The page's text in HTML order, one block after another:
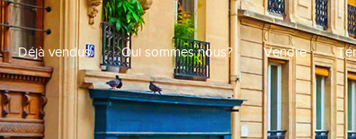
Déjà vendus Qui sommes nous? Vendre